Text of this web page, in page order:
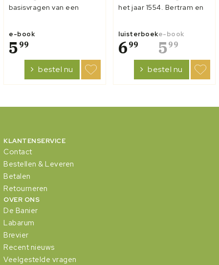
basisvragen van een
als: 'Wat is het gebed' 'Hoe
bid ik?' 'Bidden om een
teken'
'Wie mag bidden?' Het
gebed, een essentieel o...
e-book
5 99
bestel nu
het jaar 1554. Bertram en
weeskinderen groeien op
in het reusachtige huis van
hun oom en tante omdat
gestorven zijn. Ze hebben
het goed bij hun familie,
luisterboek
6 99
e-book
599
bestel nu
KLANTENSERVICE
Contact
Bestellen & Leveren
Betalen
Retourneren
OVER ONS
De Banier
Labarum
Brevier
Recent nieuws
Veelgestelde vragen